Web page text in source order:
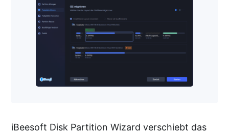
iBeesoft Disk Partition Wizard verschiebt das